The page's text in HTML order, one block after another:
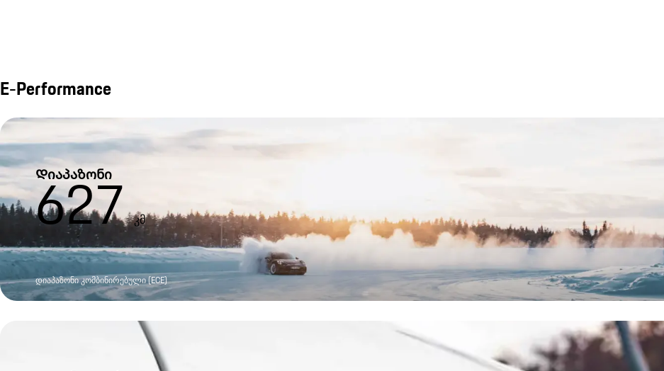
E-Performance
Დიაპაზონი
627 კმ
დიაპაზონი კომბინირებული (ECE)